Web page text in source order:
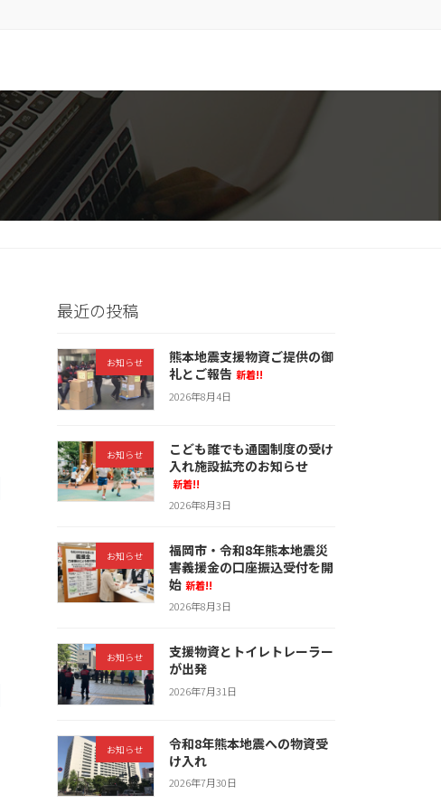
最近の投稿
お知らせ
熊本地震支援物資ご提供の御
礼とご報告 新着!!
2026年8月4日
お知らせ
こども誰でも通園制度の受け
入れ施設拡充のお知らせ
新着!!
2026年8月3日
お知らせ
福岡市・令和8年熊本地震災
害義援金の口座振込受付を開
始 新着!!
2026年8月3日
お知らせ
支援物資とトイレトレーラー
が出発
2026年7月31日
お知らせ
令和8年熊本地震への物資受
け入れ
2026年7月30日